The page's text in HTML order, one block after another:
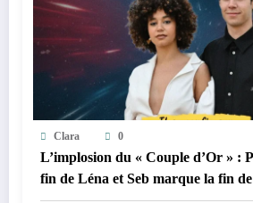
Clara 0
L’implosion du « Couple d’Or » :
fin de Léna et Seb marque la fin de